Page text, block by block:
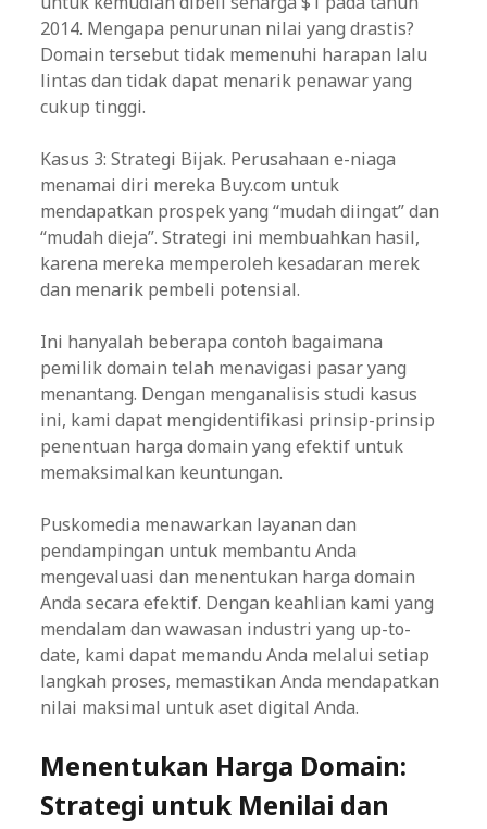
2014. Mengapa penurunan nilai yang drastis?
Domain tersebut tidak memenuhi harapan lalu
lintas dan tidak dapat menarik penawar yang
cukup tinggi.
Kasus 3: Strategi Bijak. Perusahaan e-niaga
menamai diri mereka Buy.com untuk
mendapatkan prospek yang “mudah diingat” dan
“mudah dieja”. Strategi ini membuahkan hasil,
karena mereka memperoleh kesadaran merek
dan menarik pembeli potensial.
Ini hanyalah beberapa contoh bagaimana
pemilik domain telah menavigasi pasar yang
menantang. Dengan menganalisis studi kasus
ini, kami dapat mengidentifikasi prinsip-prinsip
penentuan harga domain yang efektif untuk
memaksimalkan keuntungan.
Puskomedia menawarkan layanan dan
pendampingan untuk membantu Anda
mengevaluasi dan menentukan harga domain
Anda secara efektif. Dengan keahlian kami yang
mendalam dan wawasan industri yang up-to-
date, kami dapat memandu Anda melalui setiap
langkah proses, memastikan Anda mendapatkan
nilai maksimal untuk aset digital Anda.
Menentukan Harga Domain:
Strategi untuk Menilai dan